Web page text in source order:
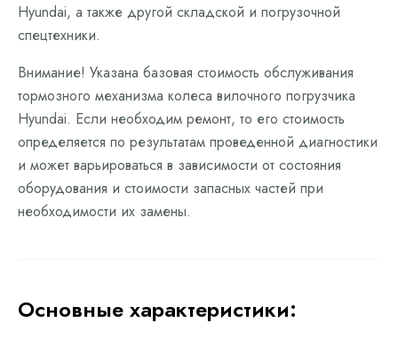
Hyundai, а также другой складской и погрузочной
спецтехники.
Внимание! Указана базовая стоимость обслуживания
тормозного механизма колеса вилочного погрузчика
Hyundai. Если необходим ремонт, то его стоимость
определяется по результатам проведенной диагностики
и может варьироваться в зависимости от состояния
оборудования и стоимости запасных частей при
необходимости их замены.
Основные характеристики: